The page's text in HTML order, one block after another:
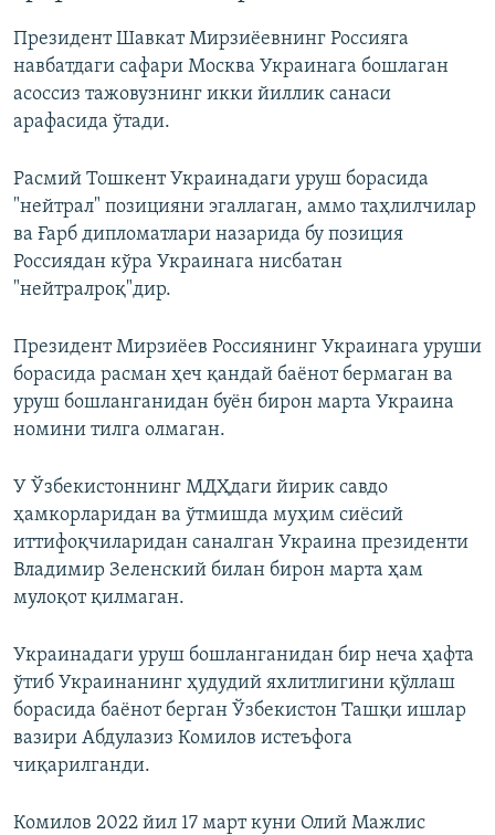
Президент Шавкат Мирзиёевнинг Россияга
навбатдаги сафари Москва Украинага бошлаган
асоссиз тажовузнинг икки йиллик санаси
арафасида ўтади.
Расмий Тошкент Украинадаги уруш борасида
"нейтрал" позицияни эгаллаган, аммо таҳлилчилар
ва Ғарб дипломатлари назарида бу позиция
Россиядан кўра Украинага нисбатан
"нейтралроқ"дир.
Президент Мирзиёев Россиянинг Украинага уруши
борасида расман ҳеч қандай баёнот бермаган ва
уруш бошланганидан буён бирон марта Украина
номини тилга олмаган.
У Ўзбекистоннинг МДҲдаги йирик савдо
ҳамкорларидан ва ўтмишда муҳим сиёсий
иттифоқчиларидан саналган Украина президенти
Владимир Зеленский билан бирон марта ҳам
мулоқот қилмаган.
Украинадаги уруш бошланганидан бир неча ҳафта
ўтиб Украинанинг ҳудудий яхлитлигини қўллаш
борасида баёнот берган Ўзбекистон Ташқи ишлар
вазири Абдулазиз Комилов истеъфога
чиқарилганди.
Комилов 2022 йил 17 март куни Олий Мажлис